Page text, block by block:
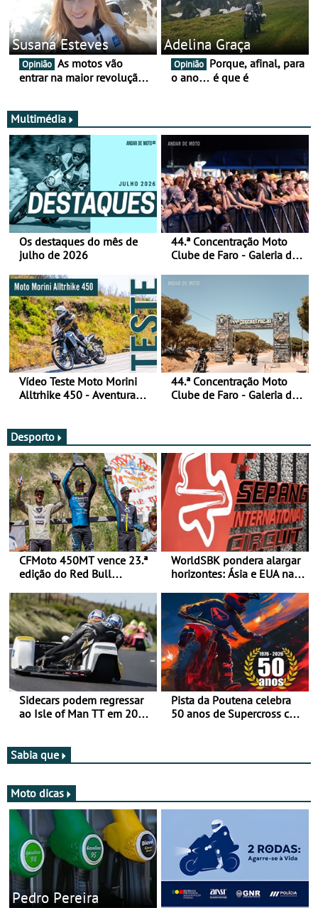
Susana Esteves
Opinião
entrar na maior revolução
falar disso
Adelina Graça
Opinião
o ano… é que é
Multimédia
Os destaques do mês de
julho de 2026
44.ª Concentração Moto
Clube de Faro - Galeria de
Vídeo Teste Moto Morini
Alltrhike 450 - Aventura
44.ª Concentração Moto
Clube de Faro - Galeria de
Desporto
CFMoto 450MT vence 23.ª
edição do Red Bull
Categorias Adventure -
Vitória na Ultimate, Core e
Lite
WorldSBK pondera alargar
horizontes: Ásia e EUA na
Sidecars podem regressar
ao Isle of Man TT em 2027
Pista da Poutena celebra
50 anos de Supercross com
Sabia que
Moto dicas
Pedro Pereira